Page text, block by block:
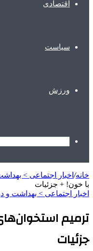
اقتصادی
سیاست
ورزش
خانه/ اخبار اجتماعی >
با خون! + جزئیات
اخبار اجتماعی > بهداشت و
ترمیم
جزئیات